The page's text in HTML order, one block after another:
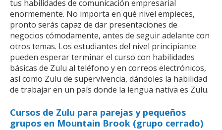
tus habilidades de comunicación empresarial
enormemente. No importa en qué nivel empieces,
pronto serás capaz de dar presentaciones de
negocios cómodamente, antes de seguir adelante con
otros temas. Los estudiantes del nivel principiante
pueden esperar terminar el curso con habilidades
básicas de Zulu al teléfono y en correos electrónicos,
así como Zulu de supervivencia, dándoles la habilidad
de trabajar en un país donde la lengua nativa es Zulu.
Cursos de Zulu para parejas y pequeños
grupos en Mountain Brook (grupo cerrado)